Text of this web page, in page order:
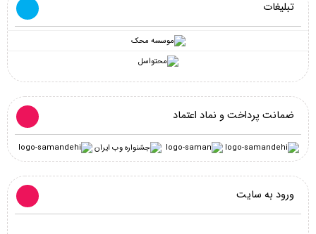
تبلیغات
ضمانت پرداخت و نماد اعتماد
ورود به سایت